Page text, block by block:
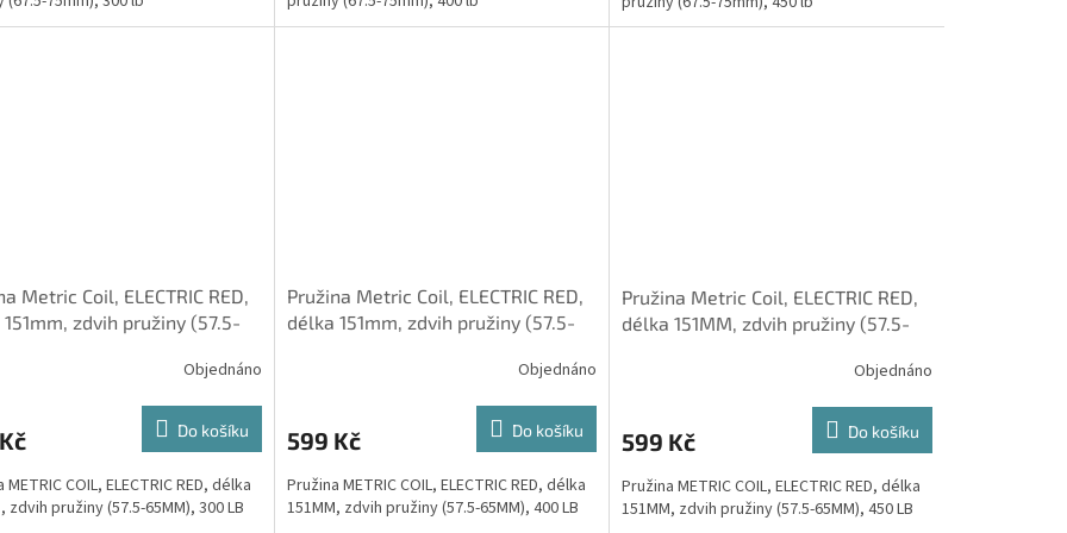
Metric Coil, ELECTRIC RED,
zdvih pružiny (57.5-
Objednáno
Do košíku
COIL, ELECTRIC RED, délka
zdvih pružiny (57.5-65MM), 300 LB
Pružina Metric Coil, ELECTRIC RED,
délka 151mm, zdvih pružiny (57.5-
Objednáno
599 Kč Do košíku
Pružina METRIC COIL, ELECTRIC RED, délka
151MM, zdvih pružiny (57.5-65MM), 400 LB
Pružina Metric Coil, ELECTRIC RED,
délka 151MM, zdvih pružiny (57.5-
Objednáno
599 Kč Do košíku
Pružina METRIC COIL, ELECTRIC RED, délka
151MM, zdvih pružiny (57.5-65MM), 450 LB